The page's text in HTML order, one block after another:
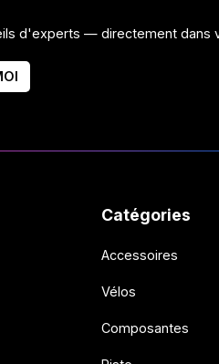
d'experts — directement dans
Catégories
Accessoires
Vélos
Composantes